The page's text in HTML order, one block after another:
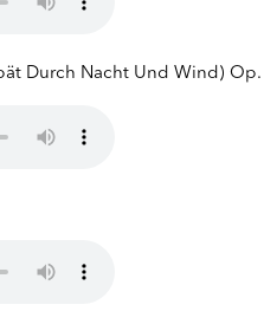
Durch Nacht Und Wind)